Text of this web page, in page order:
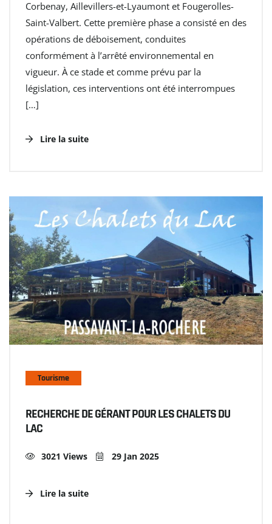
Corbenay, Aillevillers-et-Lyaumont et Fougerolles-
Saint-Valbert. Cette première phase a consisté en des
opérations de déboisement, conduites
conformément à l’arrêté environnemental en
vigueur. À ce stade et comme prévu par la
législation, ces interventions ont été interrompues
[…]
Lire la suite
Tourisme
RECHERCHE DE GÉRANT POUR LES CHALETS DU
LAC
3021 Views 29 Jan 2025
Lire la suite